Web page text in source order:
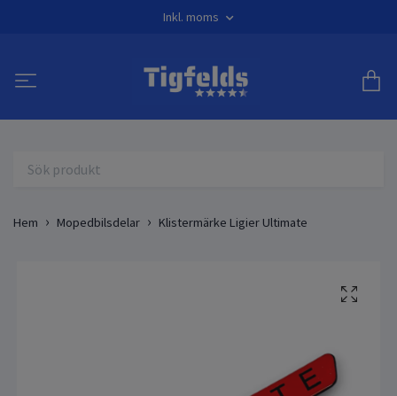
Inkl. moms
Hem Mopedbilsdelar Klistermärke Ligier Ultimate